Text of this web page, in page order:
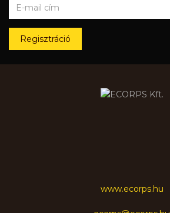
Regisztráció
www.ecorps.hu